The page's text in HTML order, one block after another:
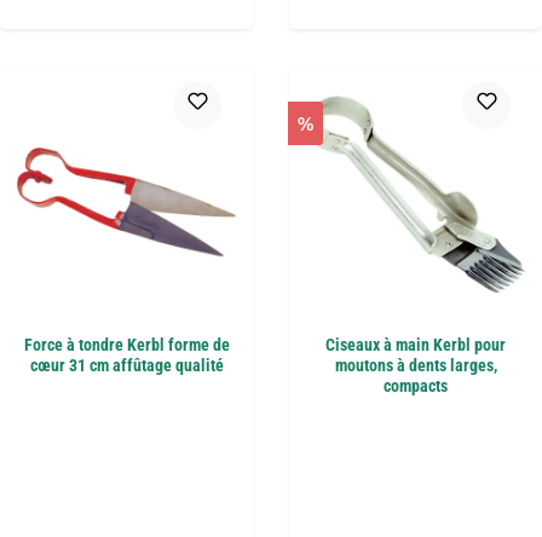
Force à tondre Kerbl forme de
cœur 31 cm affûtage qualité
%
Ciseaux à main Kerbl pour
moutons à dents larges,
compacts